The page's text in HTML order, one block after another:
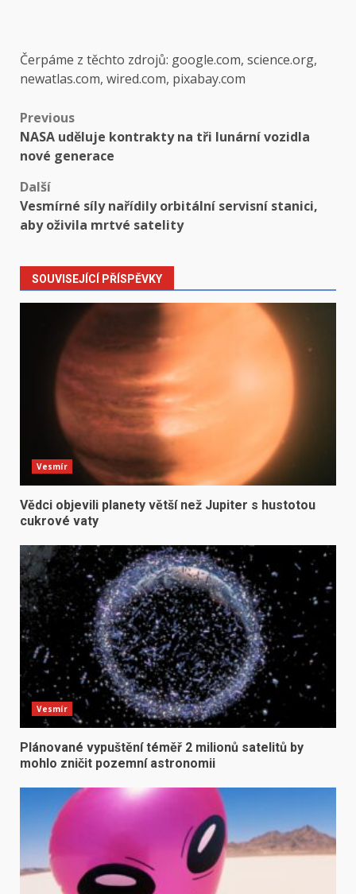
Čerpáme z těchto zdrojů: google.com, science.org,
newatlas.com, wired.com, pixabay.com
Post
navigation
Previous
NASA uděluje kontrakty na tři lunární vozidla
nové generace
Další
Vesmírné síly nařídily orbitální servisní stanici,
aby oživila mrtvé satelity
SOUVISEJÍCÍ PŘÍSPĚVKY
Vesmír
Vědci objevili planety větší než Jupiter s hustotou
cukrové vaty
Vesmír
Plánované vypuštění téměř 2 milionů satelitů by
mohlo zničit pozemní astronomii